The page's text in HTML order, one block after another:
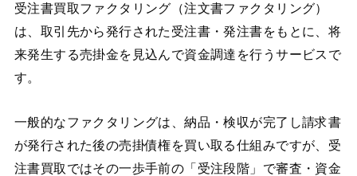
受注書買取ファクタリング（注文書ファクタリング）
は、取引先から発行された受注書・発注書をもとに、将
来発生する売掛金を見込んで資金調達を行うサービスで
す。
一般的なファクタリングは、納品・検収が完了し請求書
が発行された後の売掛債権を買い取る仕組みですが、受
注書買取ではその一歩手前の「受注段階」で審査・資金